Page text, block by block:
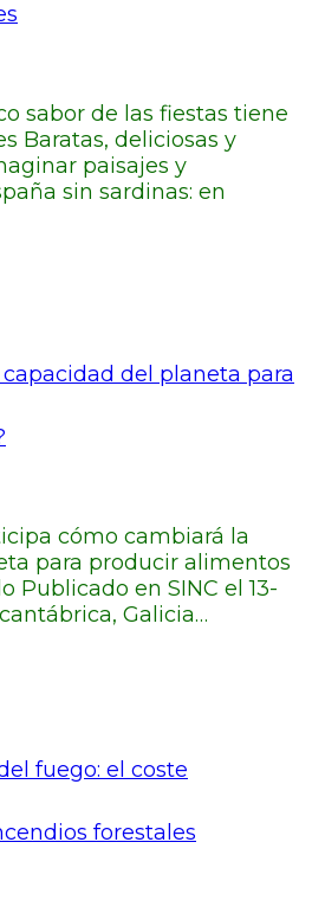
sabor de las fiestas tiene
Baratas, deliciosas y
paisajes y
sin sardinas: en
del planeta para
cómo cambiará la
para producir alimentos
Publicado en SINC el 13-
Galicia…
fuego: el coste
forestales